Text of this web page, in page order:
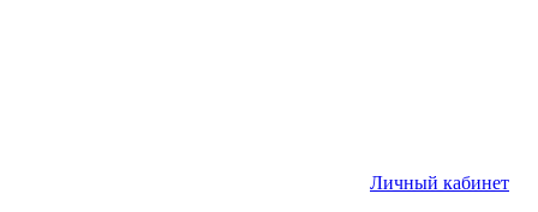
Личный кабинет